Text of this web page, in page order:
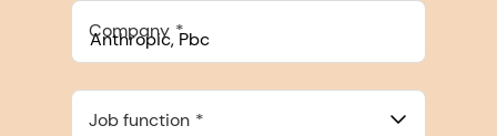
Company
548 Market St Pmb 90375, San Francisco, California, US
Job function